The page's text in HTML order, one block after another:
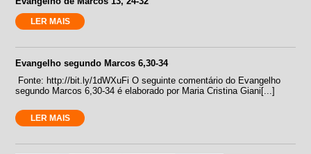
LER MAIS
Evangelho segundo Marcos 6,30-34
Fonte: http://bit.ly/1dWXuFi O seguinte comentário do Evangelho
segundo Marcos 6,30-34 é elaborado por Maria Cristina Giani[...]
LER MAIS